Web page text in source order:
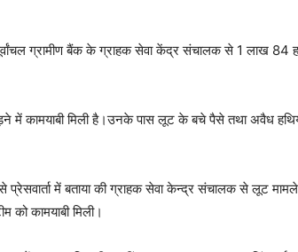
ग्रामीण बैंक के ग्राहक सेवा केंद्र संचालक से 1 लाख 84
में कामयाबी मिली है।उनके पास लूट के बचे पैसे तथा अवैध
में बताया की ग्राहक सेवा केन्द्र संचालक से लूट
को कामयाबी मिली।